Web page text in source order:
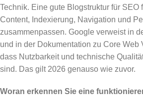
Technik. Eine gute Blogstruktur für SEO
Content, Indexierung, Navigation und
zusammenpassen. Google verweist in
und in der Dokumentation zu Core Web
dass Nutzbarkeit und technische
sind. Das gilt 2026 genauso wie zuvor.
Woran erkennen Sie eine